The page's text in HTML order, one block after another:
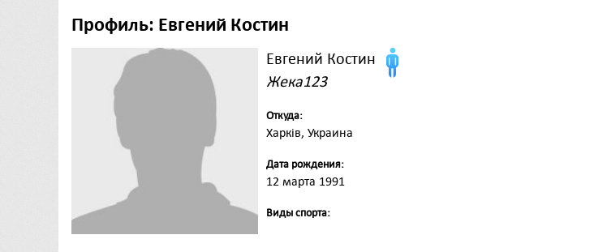
Профиль: Евгений Костин
Евгений Костин
Жека123
Откуда:
Харків, Украина
Дата рождения:
12 марта 1991
Виды спорта: